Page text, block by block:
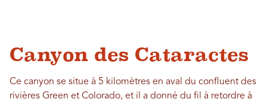
Canyon des Cataractes
Ce canyon se situe à 5 kilomètres en aval du confluent des
rivières Green et Colorado, et il a donné du fil à retordre à